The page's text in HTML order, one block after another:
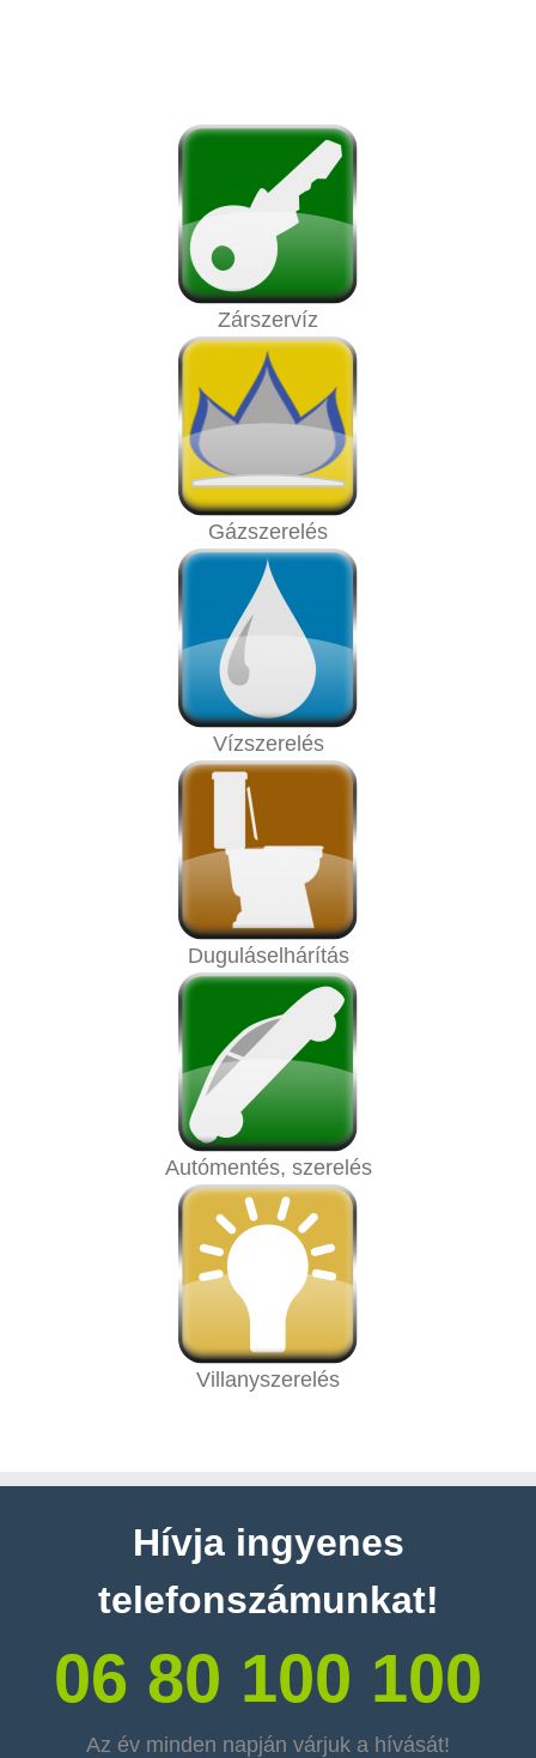
Zárszervíz
Gázszerelés
Vízszerelés
Duguláselhárítás
Autómentés, szerelés
Villanyszerelés
Hívja ingyenes
telefonszámunkat!
06 80 100 100
Az év minden napján várjuk a hívását!